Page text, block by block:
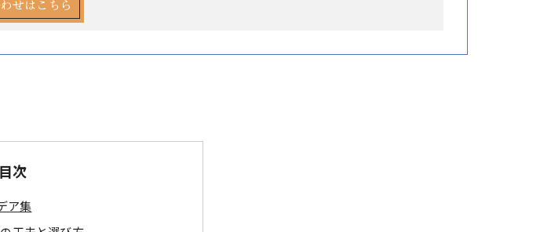
せはこちら
目次
ア集